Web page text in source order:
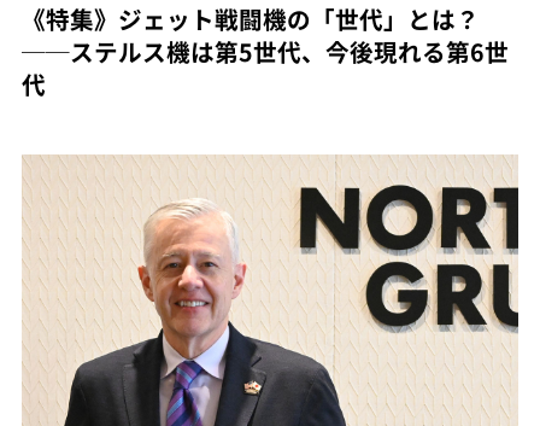
《特集》ジェット戦闘機の「世代」とは？
──ステルス機は第5世代、今後現れる第6世
代